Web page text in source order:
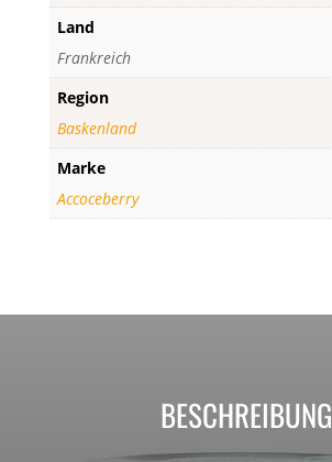
Land
Frankreich
Region
Baskenland
Marke
Accoceberry
BESCHREIBUNG